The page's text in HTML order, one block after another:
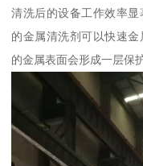
清洗后的设备工作效率
的金属清洗剂可以快速
的金属表面会形成一层保